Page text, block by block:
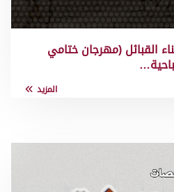
القبائل (مهرجان ختامي
المزيد